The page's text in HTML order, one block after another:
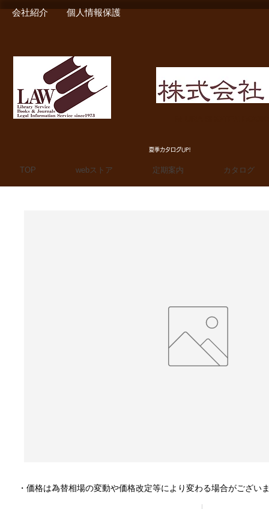
会社紹介 個人情報保護
夏季カタログUP!
TOP webストア 定期案内 カタログ
・価格は為替相場の変動や価格改定等により変わる場合がござい